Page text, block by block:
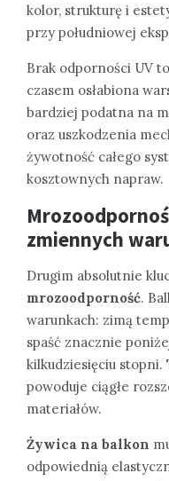
kolor, strukturę i
przy południowej
Brak odporności UV
czasem osłabiona
bardziej podatna na
oraz uszkodzenia
żywotność całego
kosztownych napraw.
zmiennych
Drugim absolutnie
mrozoodporność.
warunkach: zimą
spaść znacznie
kilkudziesięciu
powoduje ciągłe
materiałów.
Żywica na balkon
odpowiednią